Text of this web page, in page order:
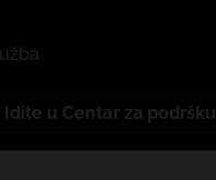
Idite u Centar za podršku